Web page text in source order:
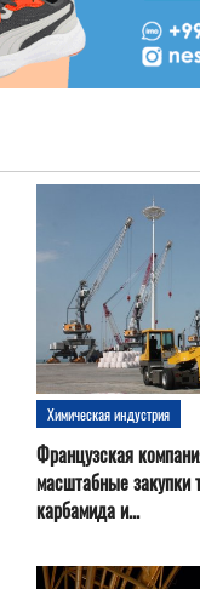
Химическая индустрия
Французская
масштабные закупки
карбамида и...